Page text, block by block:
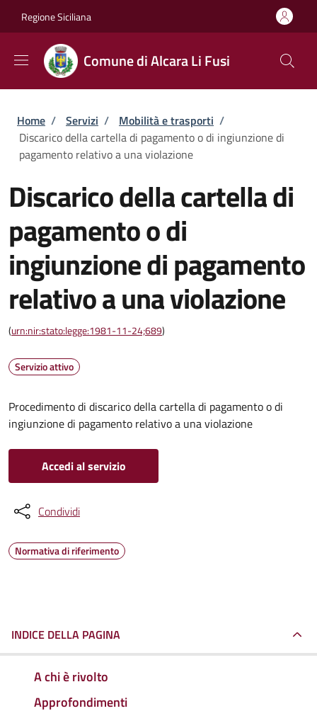
Regione Siciliana
Comune di Alcara Li Fusi
Briciole di pane
Home / Servizi / Mobilità e trasporti /
Discarico della cartella di pagamento o di ingiunzione di
pagamento relativo a una violazione
Discarico della cartella di
pagamento o di
ingiunzione di pagamento
relativo a una violazione
(urn:nir:stato:legge:1981-11-24;689)
Servizio attivo
Procedimento di discarico della cartella di pagamento o di
ingiunzione di pagamento relativo a una violazione
Accedi al servizio
Condividi
Normativa di riferimento
INDICE DELLA PAGINA
A chi è rivolto
Approfondimenti